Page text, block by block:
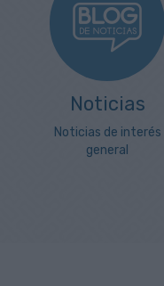
Noticias
Noticias de interés
general